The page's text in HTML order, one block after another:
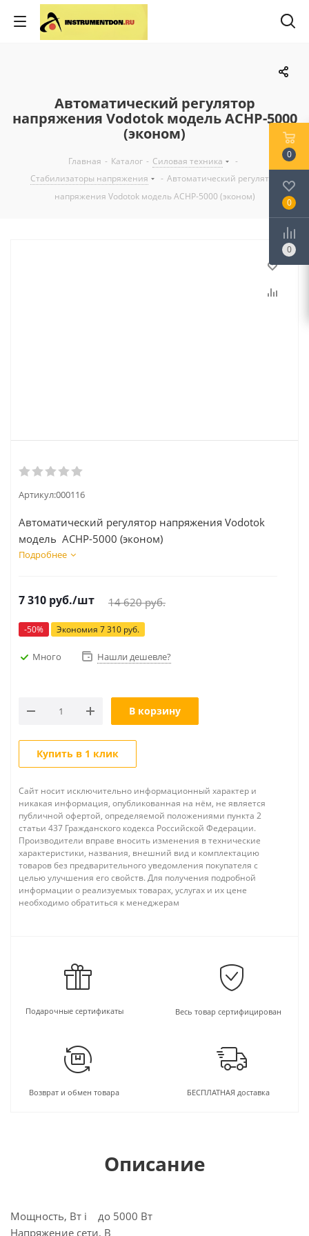
Автоматический регулятор
напряжения Vodotok модель АСНР-5000
(эконом)
Главная - Каталог - Силовая техника
-
Стабилизаторы напряжения
- Автоматический регулятор
напряжения Vodotok модель АСНР-5000 (эконом)
Артикул:000116
Автоматический регулятор напряжения Vodotok
модель АСНР-5000 (эконом)
Подробнее
7 310 руб./шт 14 620руб.
-50% Экономия 7 310 руб.
Много Нашли дешевле?
В корзину
Купить в 1 клик
Сайт носит исключительно информационный характер и
никакая информация, опубликованная на нём, не является
публичной офертой, определяемой положениями пункта 2
статьи 437 Гражданского кодекса Российской Федерации.
Производители вправе вносить изменения в технические
характеристики, названия, внешний вид и комплектацию
товаров без предварительного уведомления покупателя с
целью улучшения его свойств. Для получения подробной
информации о реализуемых товарах, услугах и их цене
необходимо обратиться к менеджерам
Подарочные сертификаты Весь товар сертифицирован
Возврат и обмен товара БЕСПЛАТНАЯ доставка
Описание
Мощность, Вт i до 5000 Вт
Напряжение сети, В
0
0
0